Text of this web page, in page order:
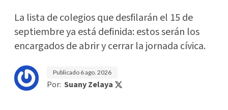
La lista de colegios que desfilarán el 15 de
septiembre ya está definida: estos serán los
encargados de abrir y cerrar la jornada cívica.
Publicado 6 ago. 2026
Por: Suany Zelaya